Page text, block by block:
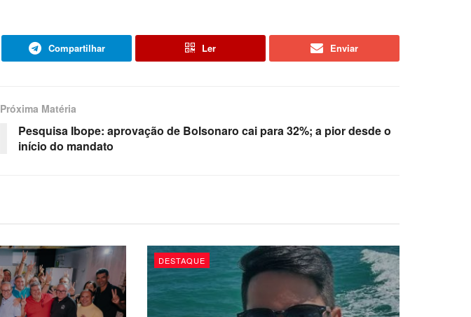
Compartilhar Ler Enviar
Próxima Matéria
Pesquisa Ibope: aprovação de Bolsonaro cai para 32%; a pior desde o
início do mandato
DESTAQUE